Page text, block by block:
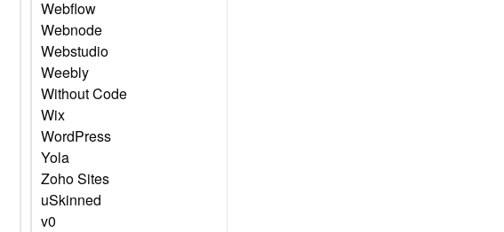
Webflow
Webnode
Webstudio
Weebly
Without Code
Wix
WordPress
Yola
Zoho Sites
uSkinned
v0